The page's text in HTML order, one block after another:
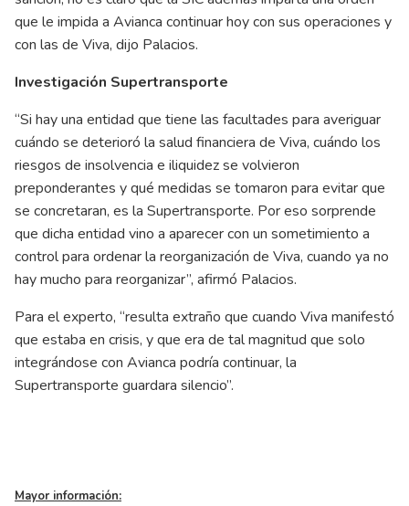
que le impida a Avianca continuar hoy con sus operaciones y
con las de Viva, dijo Palacios.
Investigación Supertransporte
“Si hay una entidad que tiene las facultades para averiguar
cuándo se deterioró la salud financiera de Viva, cuándo los
riesgos de insolvencia e iliquidez se volvieron
preponderantes y qué medidas se tomaron para evitar que
se concretaran, es la Supertransporte. Por eso sorprende
que dicha entidad vino a aparecer con un sometimiento a
control para ordenar la reorganización de Viva, cuando ya no
hay mucho para reorganizar”, afirmó Palacios.
Para el experto, “resulta extraño que cuando Viva manifestó
que estaba en crisis, y que era de tal magnitud que solo
integrándose con Avianca podría continuar, la
Supertransporte guardara silencio”.
Mayor información: